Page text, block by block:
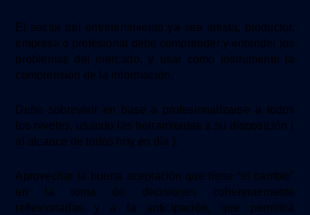
El sector del entretenimiento ya sea artista, productor,
empresa o profesional debe comprender y entender los
problemas del mercado, y usar como instrumento
la
comprensión de la información.
Debe sobrevivir en base a profesionalizarse a todos
los niveles, usando las herramientas a su disposición (
al alcance de todos hoy en día ).
Aprovechar
la buena aceptación que tiene “el cambio”
en
la toma de decisiones coherentemente
reflexionadas y a la anticipación, que permitirá